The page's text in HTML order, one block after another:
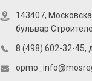
143407,
бульвар
8 (498) 602-32-45,